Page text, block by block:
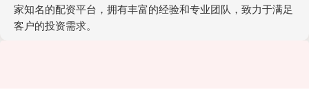
家知名的配资平台，拥有丰富的经验和专业团队，致力于满足
客户的投资需求。